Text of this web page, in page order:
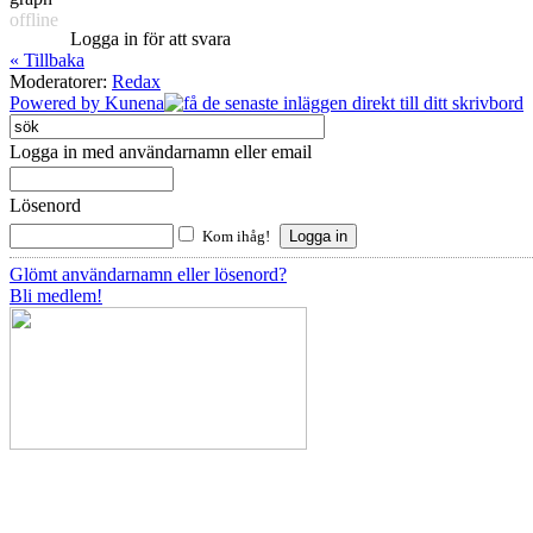
offline
Logga in för att svara
« Tillbaka
Moderatorer: Redax
Powered by Kunena
Logga in med användarnamn eller email
Lösenord
Kom ihåg!
Glömt användarnamn eller lösenord?
Bli medlem!